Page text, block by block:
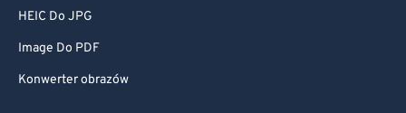
HEIC Do JPG
Image Do PDF
Konwerter obrazów